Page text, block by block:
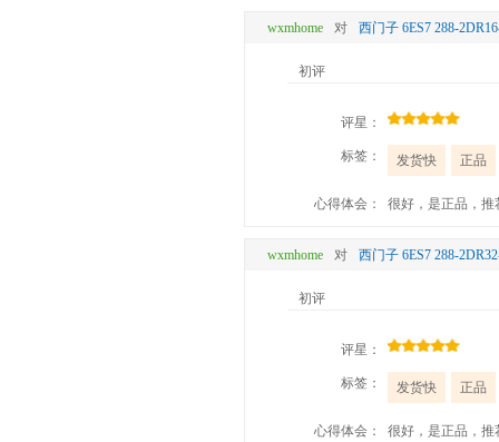
wxmhome 对 西门子 6ES7 288-
初评
评星：
标签： 发货快 正品
心得体会： 很好，是正品，推
wxmhome 对 西门子 6ES7 288-
初评
评星：
标签： 发货快 正品
心得体会： 很好，是正品，推